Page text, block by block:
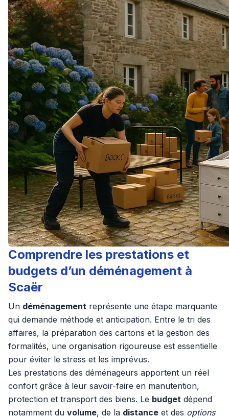
Comprendre les prestations et
budgets d’un déménagement à
Scaër
Un déménagement représente une étape marquante
qui demande méthode et anticipation. Entre le tri des
affaires, la préparation des cartons et la gestion des
formalités, une organisation rigoureuse est essentielle
pour éviter le stress et les imprévus.
Les prestations des déménageurs apportent un réel
confort grâce à leur savoir-faire en manutention,
protection et transport des biens. Le budget dépend
notamment du volume, de la distance et des options